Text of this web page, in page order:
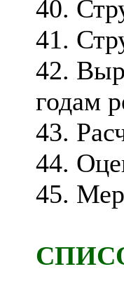
40.
41.
42.
годам
43.
44.
45.